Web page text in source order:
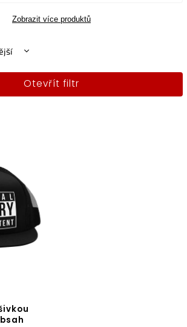
Zobrazit více produktů
Otevřít filtr